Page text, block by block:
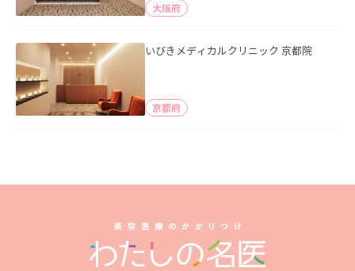
大阪府
いびきメディカルクリニック 京都院
京都府